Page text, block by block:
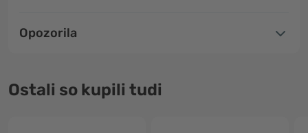
Opozorila
Ostali so kupili tudi